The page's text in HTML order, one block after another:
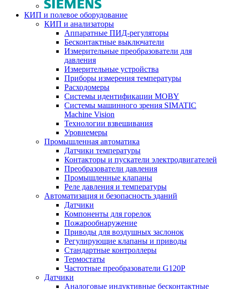
КИП и полевое оборудование
КИП и анализаторы
Аппаратные ПИД-регуляторы
Бесконтактные выключатели
Измерительные преобразователи для
давления
Измерительные устройства
Приборы измерения температуры
Расходомеры
Системы идентификации MOBY
Системы машинного зрения SIMATIC
Machine Vision
Технологии взвешивания
Уровнемеры
Промышленная автоматика
Датчики температуры
Контакторы и пускатели электродвигателей
Преобразователи давления
Промышленные клапаны
Реле давления и температуры
Автоматизация и безопасность зданий
Датчики
Компоненты для горелок
Пожарообнаружение
Приводы для воздушных заслонок
Регулирующие клапаны и приводы
Стандартные контроллеры
Термостаты
Частотные преобразователи G120P
Датчики
Аналоговые индуктивные бесконтактные